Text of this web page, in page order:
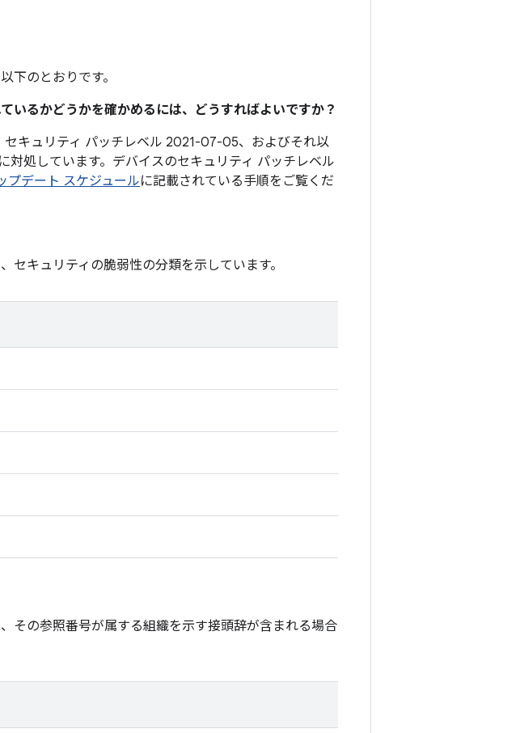
下のとおりです。
いるかどうかを確かめるには、どうすればよいですか？
キュリティ パッチレベル 2021-07-05、およびそれ以
対処しています。デバイスのセキュリティ パッチレベル
プデート スケジュールに記載されている手順をご覧くだ
セキュリティの脆弱性の分類を示しています。
その参照番号が属する組織を示す接頭辞が含まれる場合